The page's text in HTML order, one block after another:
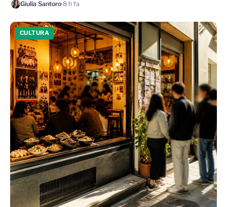
Giulia Santoro·8 h fa
CULTURA